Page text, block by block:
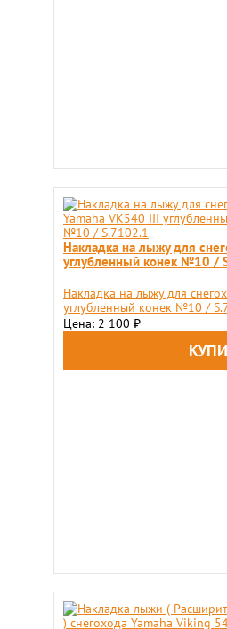
Накладка на лыжу для
углубленный конек №10 /
Накладка на лыжу для
углубленный конек №10 /
Цена: 2 100 ₽